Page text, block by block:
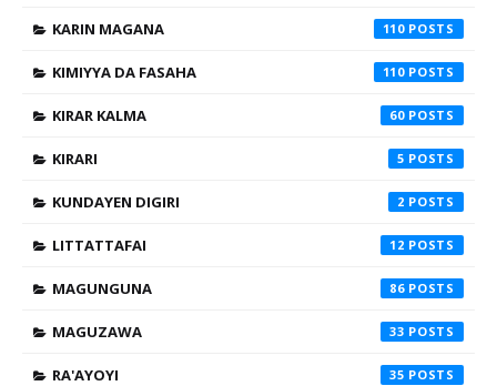
KARIN MAGANA 110
KIMIYYA DA FASAHA 110
KIRAR KALMA 60
KIRARI 5
KUNDAYEN DIGIRI 2
LITTATTAFAI 12
MAGUNGUNA 86
MAGUZAWA 33
RA'AYOYI 35